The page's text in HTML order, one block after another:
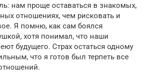
нам проще оставаться в знакомых,
отношениях, чем рисковать и
Я помню, как сам боялся
хотя понимал, что наши
будущего. Страх остаться одному
что я готов был терпеть все